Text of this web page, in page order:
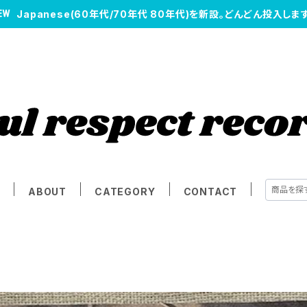
Japanese(60年代/70年代 80年代)を新設。どんどん投入します
ABOUT CATEGORY CONTACT